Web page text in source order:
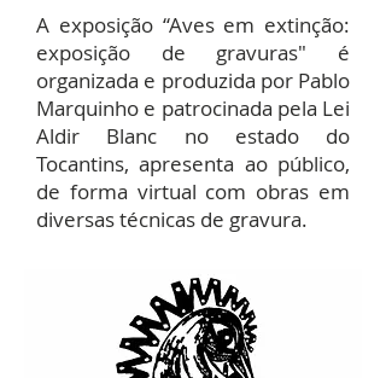
A exposição “Aves em extinção:
exposição de gravuras" é
organizada e produzida por Pablo
Marquinho e patrocinada pela Lei
Aldir Blanc no estado do
Tocantins, apresenta ao público,
de forma virtual com obras em
diversas técnicas de gravura.